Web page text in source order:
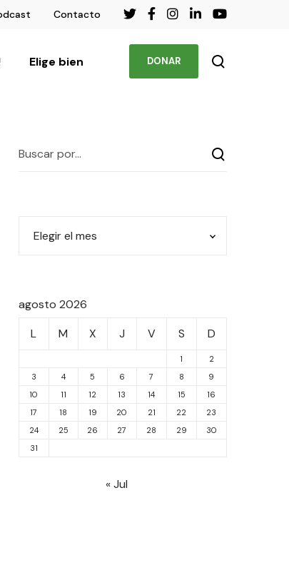
Contacto
Elige bien DONAR
agosto 2026
L
M X J V S D
1
2
3
4 5 6 7 8
9
10
11 12 13 14 15
16
17
18 19 20 21 22
23
24
25 26 27 28 29
30
31
« Jul